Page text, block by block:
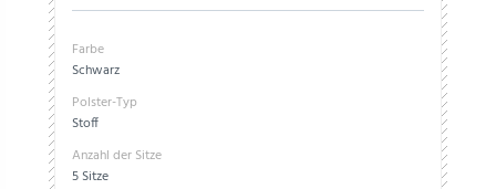
Farbe
Schwarz
Polster-Typ
Stoff
Anzahl der Sitze
5 Sitze